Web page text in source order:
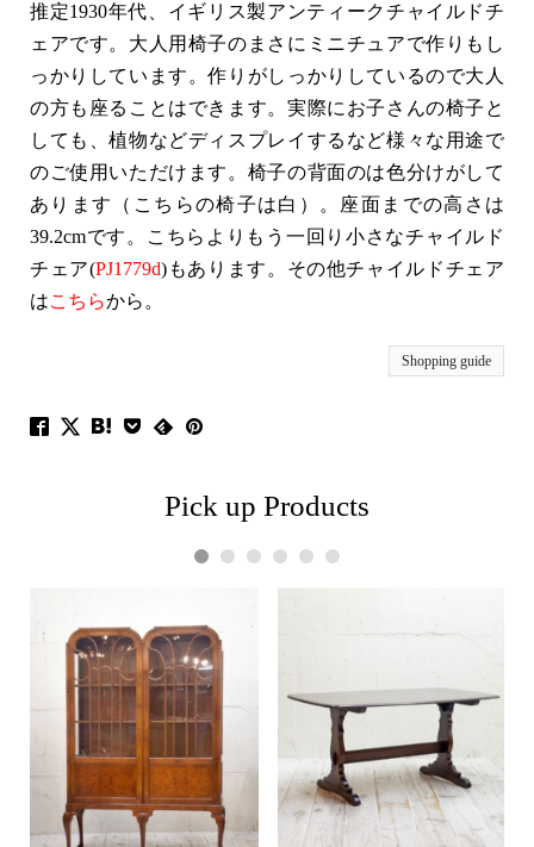
推定1930年代、イギリス製アンティークチャイルドチ
ェアです。大人用椅子のまさにミニチュアで作りもし
っかりしています。作りがしっかりしているので大人
の方も座ることはできます。実際にお子さんの椅子と
しても、植物などディスプレイするなど様々な用途で
のご使用いただけます。椅子の背面のは色分けがして
あります（こちらの椅子は白）。座面までの高さは
39.2cmです。こちらよりもう一回り小さなチャイルド
チェア(PJ1779d)もあります。その他チャイルドチェア
はこちらから。
Shopping guide
Pick up Products
1 2 3 4 5 6